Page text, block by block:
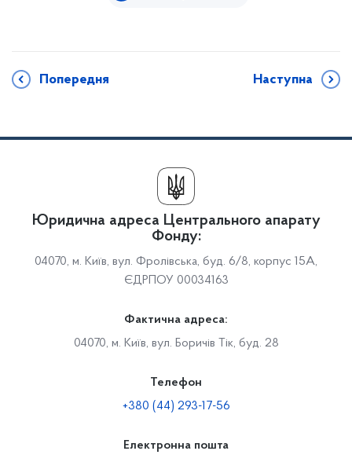
Попередня Наступна
Юридична адреса Центрального апарату
Фонду:
04070, м. Київ, вул. Фролівська, буд. 6/8, корпус 15А,
ЄДРПОУ 00034163
Фактична адреса:
04070, м. Київ, вул. Боричів Тік, буд. 28
Телефон
+380 (44) 293-17-56
Електронна пошта